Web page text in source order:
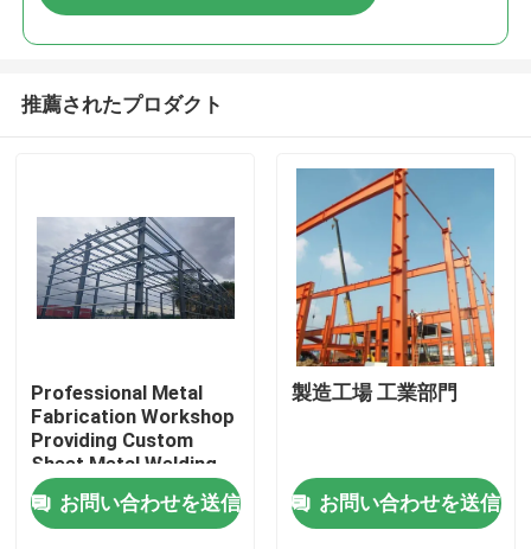
推薦されたプロダクト
Professional Metal
Fabrication Workshop
Providing Custom
Sheet Metal Welding
Cutting and Assembly
Solutions for
Industrial
お問い合わせを送信
製造工場 工業部門
お問い合わせを送信